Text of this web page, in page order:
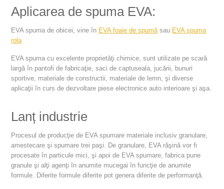
Aplicarea de spuma EVA:
EVA spuma de obicei, vine în EVA foaie de spumăsau EVA spuma
rola
EVA spuma cu excelente proprietăţi chimice, sunt utilizate pe scară
largă în pantofi de fabricaţie, saci de captuseala, jucării, bunuri
sportive, materiale de constructii, materiale de lemn, şi diverse
aplicaţii în curs de dezvoltare piese electronice auto interioare şi aşa.
Lanț industrie
Procesul de producţie de EVA spumare materiale inclusiv granulare,
amestecare şi spumare trei paşi. De granulare, EVA răşină vor fi
procesate în particule mici, şi apoi de EVA spumare, fabrica pune
granule şi alţi agenţi în anumite mucegai în funcţie de anumite
formule. Diferite formule diferite pot genera diferite de performanţă.